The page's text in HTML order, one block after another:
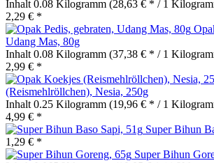
Inhalt 0.08 Kilogramm (28,63 € * / 1
2,29 € *
Udang Mas, 80g
Inhalt 0.08 Kilogramm (37,38 € * / 1
2,99 € *
(Reismehlröllchen), Nesia, 250g
Inhalt 0.25 Kilogramm (19,96 € * / 1
4,99 € *
Super Bihun
1,29 € *
Super Bihun